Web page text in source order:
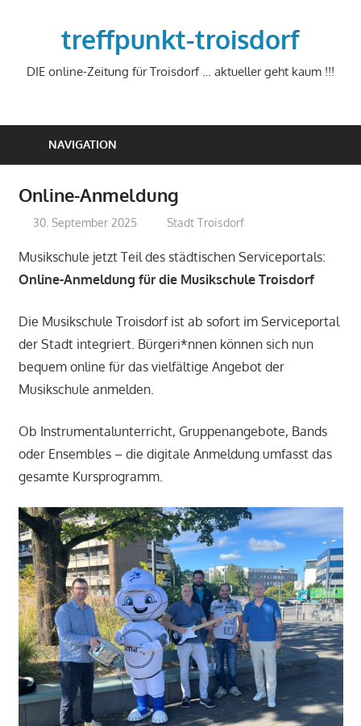
treffpunkt-troisdorf
DIE online-Zeitung für Troisdorf … aktueller geht kaum !!!
NAVIGATION
Online-Anmeldung
30. September 2025 treffpunkt
Stadt Troisdorf
Musikschule jetzt Teil des städtischen Serviceportals:
Online-Anmeldung für die Musikschule Troisdorf
Die Musikschule Troisdorf ist ab sofort im Serviceportal
der Stadt integriert. Bürgeri*nnen können sich nun
bequem online für das vielfältige Angebot der
Musikschule anmelden.
Ob Instrumentalunterricht, Gruppenangebote, Bands
oder Ensembles – die digitale Anmeldung umfasst das
gesamte Kursprogramm.